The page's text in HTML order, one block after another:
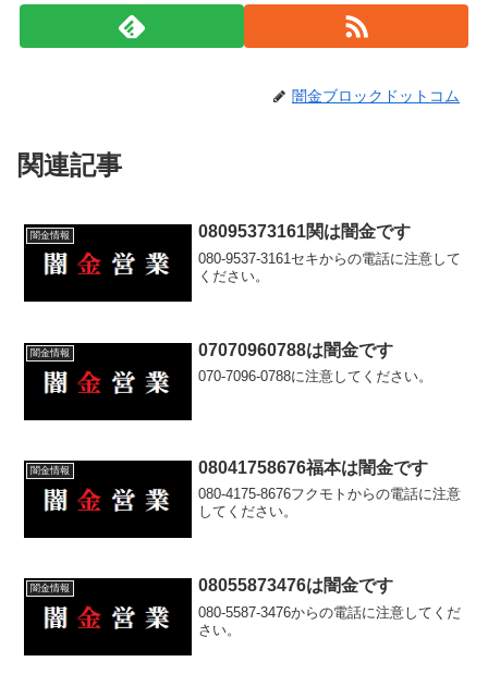
闇金ブロックドットコム
関連記事
闇金情報 08095373161関は闇金です
080-9537-3161セキからの電話に注意して
ください。
闇金情報 07070960788は闇金です
070-7096-0788に注意してください。
闇金情報 08041758676福本は闇金です
080-4175-8676フクモトからの電話に注意
してください。
闇金情報 08055873476は闇金です
080-5587-3476からの電話に注意してくだ
さい。